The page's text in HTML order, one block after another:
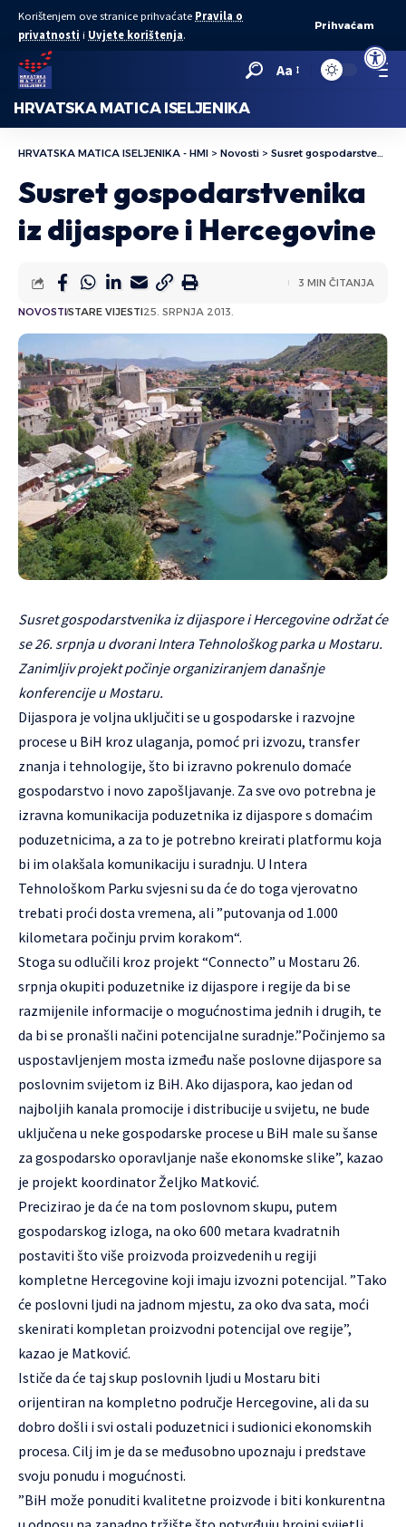
Open
Korištenjem ove stranice prihvaćate Pravila o
privatnosti i Uvjete korištenja.
Prihvaćam
Aa
HRVATSKA MATICA ISELJENIKA
HRVATSKA MATICA ISELJENIKA - HMI > Novosti > Susret gospodarstvenika iz dijaspore i Hercegovine
Susret gospodarstvenika
iz dijaspore i Hercegovine
NOVOSTISTARE VIJESTI25. SRPNJA 2013.
3 MIN ČITANJA
Susret gospodarstvenika iz dijaspore i Hercegovine održat će
se 26. srpnja u dvorani Intera Tehnološkog parka u Mostaru.
Zanimljiv projekt počinje organiziranjem današnje
konferencije u Mostaru.
Dijaspora je voljna uključiti se u gospodarske i razvojne
procese u BiH kroz ulaganja, pomoć pri izvozu, transfer
znanja i tehnologije, što bi izravno pokrenulo domaće
gospodarstvo i novo zapošljavanje. Za sve ovo potrebna je
izravna komunikacija poduzetnika iz dijaspore s domaćim
poduzetnicima, a za to je potrebno kreirati platformu koja
bi im olakšala komunikaciju i suradnju. U Intera
Tehnološkom Parku svjesni su da će do toga vjerovatno
trebati proći dosta vremena, ali ”putovanja od 1.000
kilometara počinju prvim korakom“.
Stoga su odlučili kroz projekt “Connecto” u Mostaru 26.
srpnja okupiti poduzetnike iz dijaspore i regije da bi se
razmijenile informacije o mogućnostima jednih i drugih, te
da bi se pronašli načini potencijalne suradnje.”Počinjemo sa
uspostavljenjem mosta između naše poslovne dijaspore sa
poslovnim svijetom iz BiH. Ako dijaspora, kao jedan od
najboljih kanala promocije i distribucije u svijetu, ne bude
uključena u neke gospodarske procese u BiH male su šanse
za gospodarsko oporavljanje naše ekonomske slike”, kazao
je projekt koordinator Željko Matković.
Precizirao je da će na tom poslovnom skupu, putem
gospodarskog izloga, na oko 600 metara kvadratnih
postaviti što više proizvoda proizvedenih u regiji
kompletne Hercegovine koji imaju izvozni potencijal. ”Tako
će poslovni ljudi na jadnom mjestu, za oko dva sata, moći
skenirati kompletan proizvodni potencijal ove regije”,
kazao je Matković.
Ističe da će taj skup poslovnih ljudi u Mostaru biti
orijentiran na kompletno područje Hercegovine, ali da su
dobro došli i svi ostali poduzetnici i sudionici ekonomskih
procesa. Cilj im je da se međusobno upoznaju i predstave
svoju ponudu i mogućnosti.
”BiH može ponuditi kvalitetne proizvode i biti konkurentna